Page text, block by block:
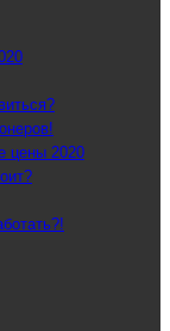
цены 2020